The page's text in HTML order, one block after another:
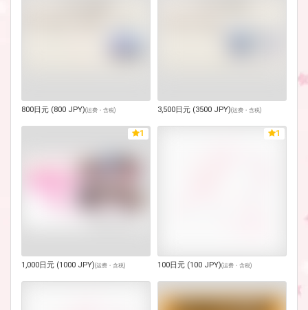
800日元 (800 JPY)(运费・含税) 3,500日元 (3500 JPY)(运费・含税)
1
1,000日元 (1000 JPY)(运费・含税)
1
100日元 (100 JPY)(运费・含税)